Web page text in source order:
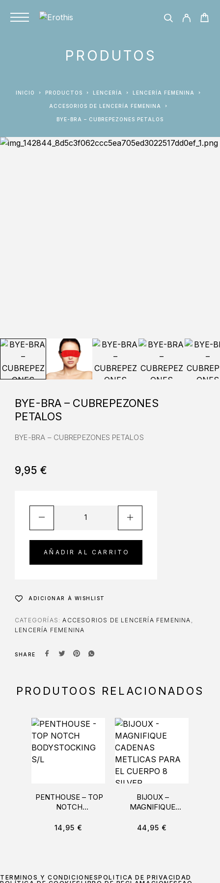
PRODUTOS
INICIO PRODUCTOS LENCERÍA LENCERÍA FEMENINA
ACCESORIOS DE LENCERÍA FEMENINA
BYE-BRA – CUBREPEZONES PETALOS
BYE-BRA – CUBREPEZONES
PETALOS
BYE-BRA – CUBREPEZONES PETALOS
9,95€
AÑADIR AL CARRITO
ADICIONAR À WISHLIST
CATEGORÍAS:ACCESORIOS DE LENCERÍA FEMENINA
LENCERÍA FEMENINA
SHARE
PRODUTOOS RELACIONADOS
PENTHOUSE – TOP
NOTCH
14,95 €
BIJOUX –
MAGNIFIQUE
METLICAS PARA EL
44,95 €
TÉRMINOS Y CONDICIONESPOLÍTICA DE PRIVACIDAD